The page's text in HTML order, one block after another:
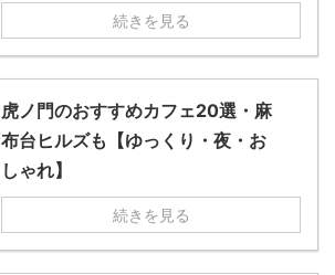
続きを見る
虎ノ門のおすすめカフェ20選・麻
布台ヒルズも【ゆっくり・夜・お
しゃれ】
続きを見る